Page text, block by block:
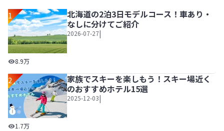
1
北海道の2泊3日モデルコース！車あり・なしに分けてご紹介
8.9万
北海道の2泊3日モデルコース！車あり・
なしに分けてご紹介
2026-07-27|
2
家族でスキーを楽しもう！スキー場近くのおすすめホテル
1.7万
家族でスキーを楽しもう！スキー場近く
のおすすめホテル15選
2025-12-03|